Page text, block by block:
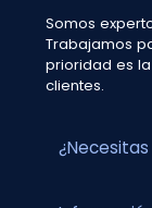
Somos
Trabajamos
prioridad es
clientes.